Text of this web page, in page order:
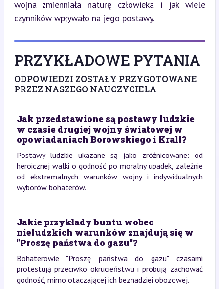
wojna zmienniała naturę człowieka i jak wiele
czynników wpływało na jego postawy.
PRZYKŁADOWE PYTANIA
ODPOWIEDZI ZOSTAŁY PRZYGOTOWANE
PRZEZ NASZEGO NAUCZYCIELA
Jak przedstawione są postawy ludzkie
w czasie drugiej wojny światowej w
opowiadaniach Borowskiego i Krall?
Postawy ludzkie ukazane są jako zróżnicowane: od
heroicznej walki o godność po moralny upadek, zależnie
od ekstremalnych warunków wojny i indywidualnych
wyborów bohaterów.
Jakie przykłady buntu wobec
nieludzkich warunków znajdują się w
"Proszę państwa do gazu"?
Bohaterowie "Proszę państwa do gazu" czasami
protestują przeciwko okrucieństwu i próbują zachować
godność, mimo otaczającej ich beznadziei obozowej.